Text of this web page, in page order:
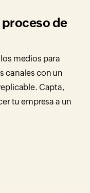
de
medios para
canales con un
Capta,
tu empresa a un